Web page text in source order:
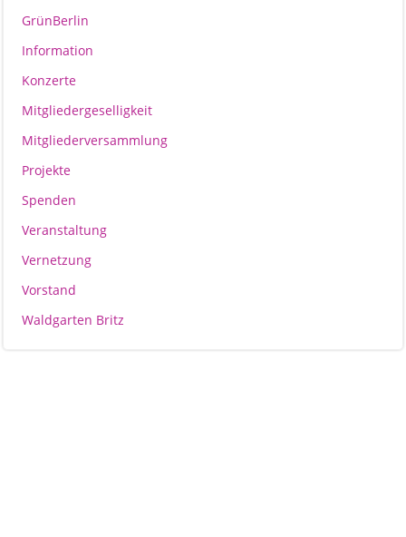
GrünBerlin
Information
Konzerte
Mitgliedergeselligkeit
Mitgliederversammlung
Projekte
Spenden
Veranstaltung
Vernetzung
Vorstand
Waldgarten Britz